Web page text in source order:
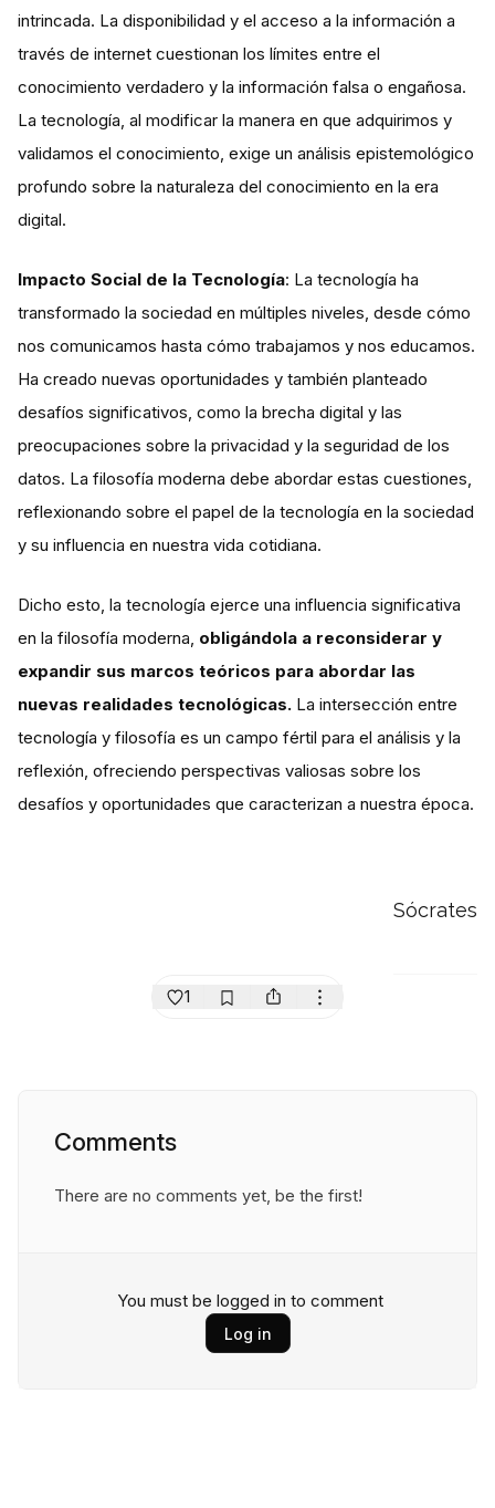
intrincada. La disponibilidad y el acceso a la información a
través de internet cuestionan los límites entre el
conocimiento verdadero y la información falsa o engañosa.
La tecnología, al modificar la manera en que adquirimos y
validamos el conocimiento, exige un análisis epistemológico
profundo sobre la naturaleza del conocimiento en la era
digital​​.
Impacto Social de la Tecnología: La tecnología ha
transformado la sociedad en múltiples niveles, desde cómo
nos comunicamos hasta cómo trabajamos y nos educamos.
Ha creado nuevas oportunidades y también planteado
desafíos significativos, como la brecha digital y las
preocupaciones sobre la privacidad y la seguridad de los
datos. La filosofía moderna debe abordar estas cuestiones,
reflexionando sobre el papel de la tecnología en la sociedad
y su influencia en nuestra vida cotidiana​​.
Dicho esto, la tecnología ejerce una influencia significativa
en la filosofía moderna, obligándola a reconsiderar y
expandir sus marcos teóricos para abordar las
nuevas realidades tecnológicas. La intersección entre
tecnología y filosofía es un campo fértil para el análisis y la
reflexión, ofreciendo perspectivas valiosas sobre los
desafíos y oportunidades que caracterizan a nuestra época.
Sócrates
1
Comments
There are no comments yet, be the first!
You must be logged in to comment
Log in